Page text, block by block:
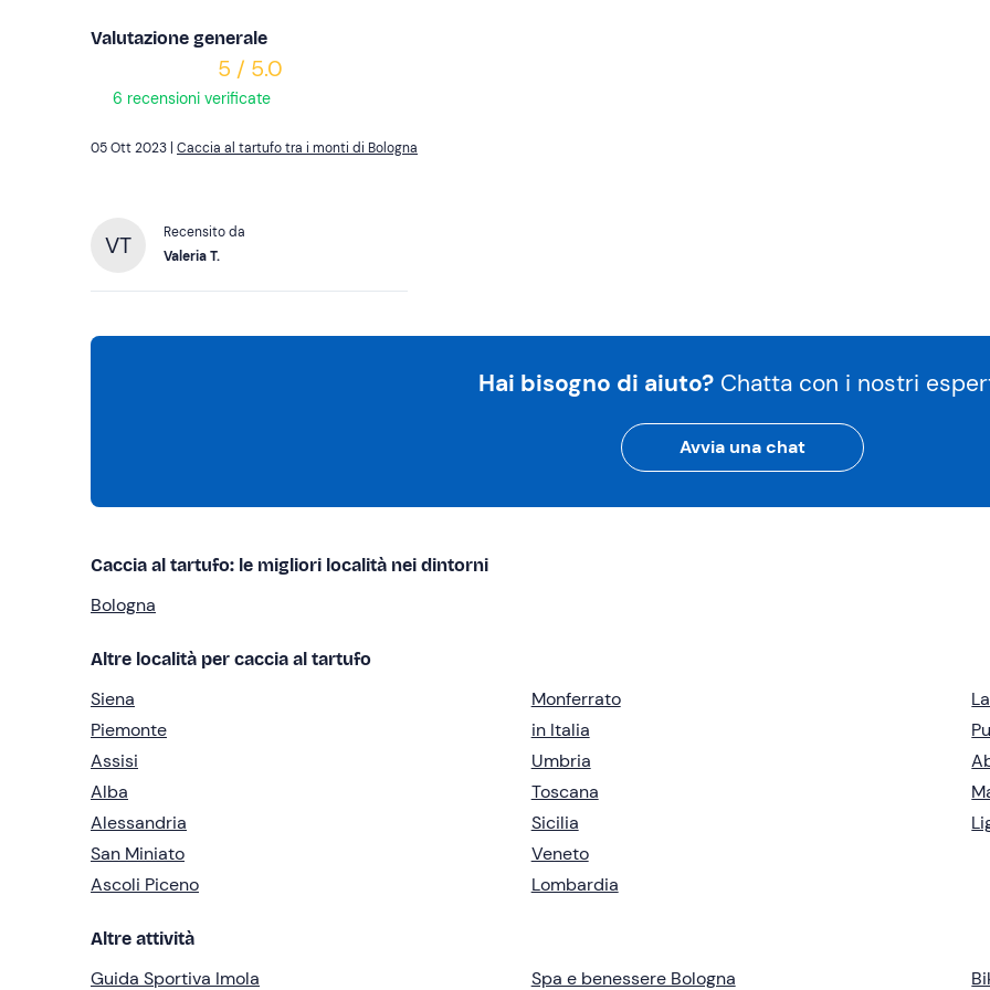
Valutazione generale
5 / 5.0
6 recensioni verificate
Caccia al tartufo tra i monti di Bologna
VT
Recensito da
Valeria T.
Hai bisogno di aiuto? Chatta con i nostri
Avvia una chat
Caccia al tartufo: le migliori località nei dintorni
Bologna
Altre località per caccia al tartufo
Siena
Piemonte
Assisi
Alba
Alessandria
San Miniato
Ascoli Piceno
Monferrato
in Italia
Umbria
Toscana
Sicilia
Veneto
Lombardia
Altre attività
Guida Sportiva Imola Spa e benessere Bologna